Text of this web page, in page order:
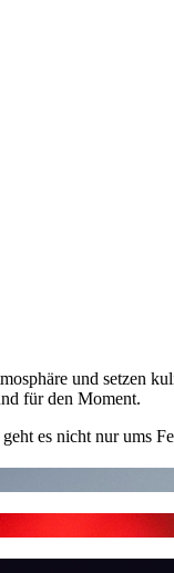
und setzen
für den Moment.
es nicht nur ums